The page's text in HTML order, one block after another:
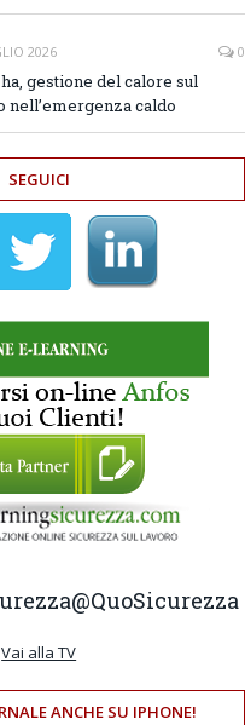
2026 0
gestione del calore sul
nell’emergenza caldo
SEGUICI
@QuoSicurezza
Vai alla TV
ANCHE SU IPHONE!